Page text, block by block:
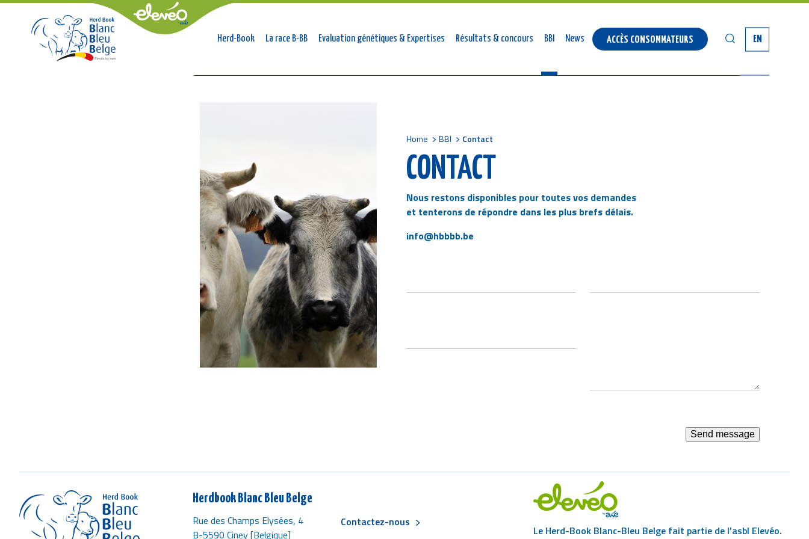
Navigation
Herd-Book La race B-BB Evaluation génétiques & Expertises Résultats & concours BBI News ACCÈS CONSOMMATEURS SEARCH EN
Breadcrumb
Home BBI Contact
CONTACT
Nous restons disponibles pour toutes vos demandes
et tenterons de répondre dans les plus brefs délais.
info@hbbbb.be
Herdbook Blanc Bleu Belge
Rue des Champs Elysées, 4
B-5590 Ciney [Belgique]
Contactez-nous
Le Herd-Book Blanc-Bleu Belge fait partie de l’asbl Elevéo.